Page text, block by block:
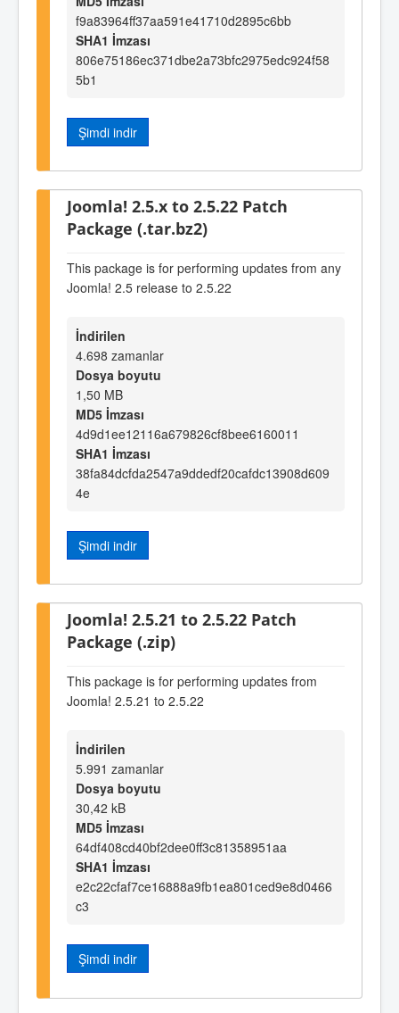
f9a83964ff37aa591e41710d2895c6bb
SHA1 İmzası
806e75186ec371dbe2a73bfc2975edc924f58
5b1
Şimdi indir
Joomla! 2.5.x to 2.5.22 Patch
Package (.tar.bz2)
This package is for performing updates from any
Joomla! 2.5 release to 2.5.22
İndirilen
4.698 zamanlar
Dosya boyutu
1,50 MB
MD5 İmzası
4d9d1ee12116a679826cf8bee6160011
SHA1 İmzası
38fa84dcfda2547a9ddedf20cafdc13908d609
4e
Şimdi indir
Joomla! 2.5.21 to 2.5.22 Patch
Package (.zip)
This package is for performing updates from
Joomla! 2.5.21 to 2.5.22
İndirilen
5.991 zamanlar
Dosya boyutu
30,42 kB
MD5 İmzası
64df408cd40bf2dee0ff3c81358951aa
SHA1 İmzası
e2c22cfaf7ce16888a9fb1ea801ced9e8d0466
c3
Şimdi indir